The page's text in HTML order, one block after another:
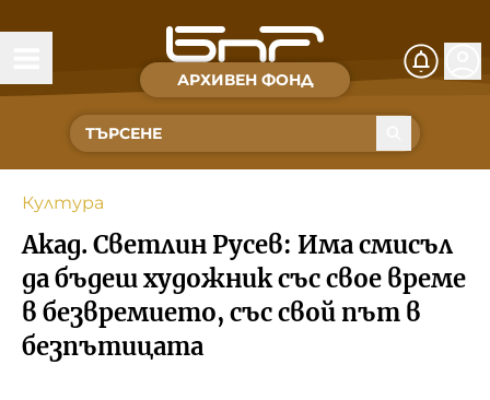
АРХИВЕН ФОНД
Времена и хора
Култура
Музика
Спорт
За Нас
Култура
Акад. Светлин Русев: Има смисъл
да бъдеш художник със свое време
в безвремието, със свой път в
безпътицата